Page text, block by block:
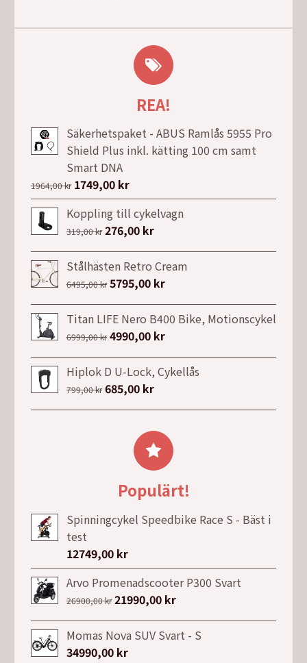
REA!
Säkerhetspaket - ABUS Ramlås 5955 Pro
Shield Plus inkl. kätting 100 cm samt
Smart DNA
1964,00kr Det
ursprungliga
priset
var:
1964,00 kr.
1749,00 krDet
nuvarande
priset
är:
1749,00 kr.
Koppling till cykelvagn
319,00kr Det
ursprungliga
priset
var:
276,00 krDet
nuvarande
priset
är:
Stålhästen Retro Cream
6495,00kr Det
ursprungliga
priset
var:
5795,00 krDet
nuvarande
priset
är:
Titan LIFE Nero B400 Bike, Motionscykel
6999,00kr Det
ursprungliga
priset
var:
4990,00 krDet
nuvarande
priset
Hiplok D U-Lock, Cykellås
799,00kr Det
ursprungliga
799,00 kr.
685,00 krDet
nuvarande
är:
685,00 kr.
Populärt!
Spinningcykel Speedbike Race S - Bäst i
test
12749,00 kr
Arvo Promenadscooter P300 Svart
26900,00kr Det
ursprungliga
priset
var:
21990,00 krDet
nuvarande
priset
Momas Nova SUV Svart - S
34990,00 kr